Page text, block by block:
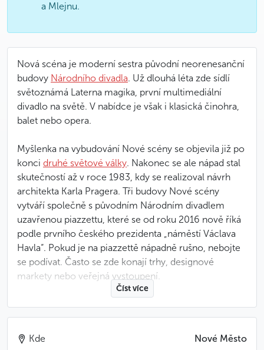
a Mlejnu.
Nová scéna je moderní sestra původní neorenesanční
budovy Národního divadla. Už dlouhá léta zde sídlí
světoznámá Laterna magika, první multimediální
divadlo na světě. V nabídce je však i klasická činohra,
balet nebo opera.
Myšlenka na vybudování Nové scény se objevila již po
konci druhé světové války. Nakonec se ale nápad stal
skutečností až v roce 1983, kdy se realizoval návrh
architekta Karla Pragera. Tři budovy Nové scény
vytváří společně s původním Národním divadlem
uzavřenou piazzettu, které se od roku 2016 nově říká
podle prvního českého prezidenta „náměstí Václava
Havla“. Pokud je na piazzettě nápadně rušno, nebojte
se podívat. Často se zde konají trhy, designové
markety nebo veřejná vystoupení.
Největší pozornost budí hlavní budova Nové scény,
která stojí přímo na Národní třídě. Je zřejmě
nejznámějším exemplářem českého
architektonického brutalismu a jednou
Číst více
Kde Nové Město